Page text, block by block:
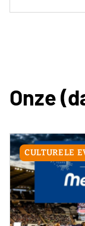
Onze
CULTURELE